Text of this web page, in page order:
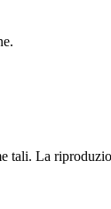
tali. La